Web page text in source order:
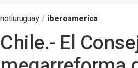
notiuruguay / iberoamerica
Chile.- El